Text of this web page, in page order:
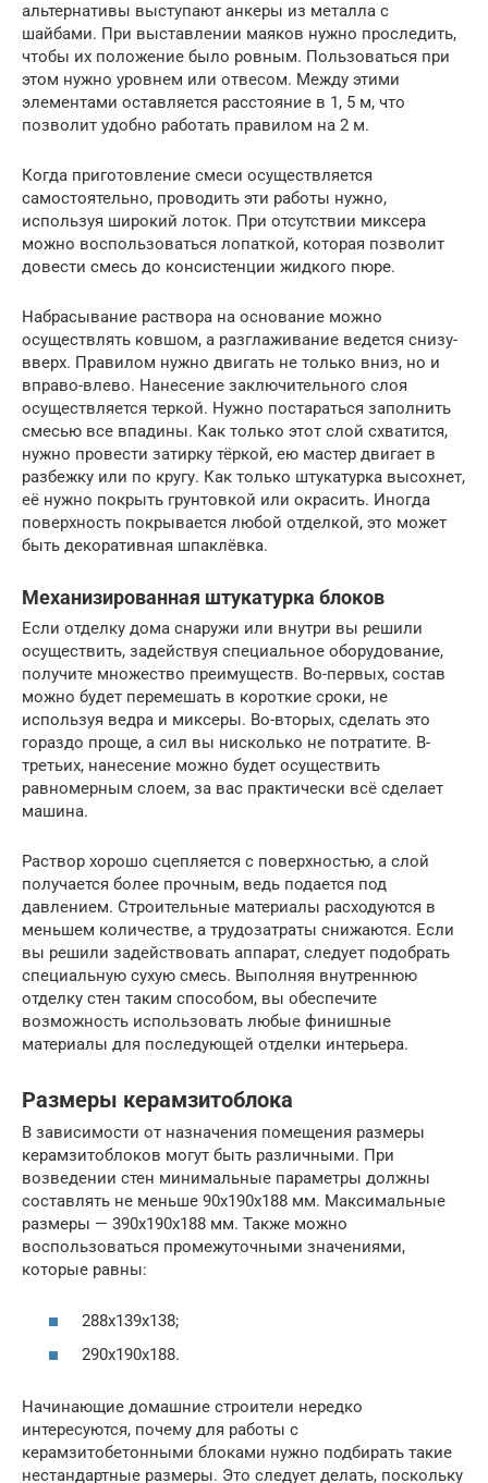
альтернативы выступают анкеры из металла с
шайбами. При выставлении маяков нужно проследить,
чтобы их положение было ровным. Пользоваться при
этом нужно уровнем или отвесом. Между этими
элементами оставляется расстояние в 1, 5 м, что
позволит удобно работать правилом на 2 м.
Когда приготовление смеси осуществляется
самостоятельно, проводить эти работы нужно,
используя широкий лоток. При отсутствии миксера
можно воспользоваться лопаткой, которая позволит
довести смесь до консистенции жидкого пюре.
Набрасывание раствора на основание можно
осуществлять ковшом, а разглаживание ведется снизу-
вверх. Правилом нужно двигать не только вниз, но и
вправо-влево. Нанесение заключительного слоя
осуществляется теркой. Нужно постараться заполнить
смесью все впадины. Как только этот слой схватится,
нужно провести затирку тёркой, ею мастер двигает в
разбежку или по кругу. Как только штукатурка высохнет,
её нужно покрыть грунтовкой или окрасить. Иногда
поверхность покрывается любой отделкой, это может
быть декоративная шпаклёвка.
Механизированная штукатурка блоков
Если отделку дома снаружи или внутри вы решили
осуществить, задействуя специальное оборудование,
получите множество преимуществ. Во-первых, состав
можно будет перемешать в короткие сроки, не
используя ведра и миксеры. Во-вторых, сделать это
гораздо проще, а сил вы нисколько не потратите. В-
третьих, нанесение можно будет осуществить
равномерным слоем, за вас практически всё сделает
машина.
Раствор хорошо сцепляется с поверхностью, а слой
получается более прочным, ведь подается под
давлением. Строительные материалы расходуются в
меньшем количестве, а трудозатраты снижаются. Если
вы решили задействовать аппарат, следует подобрать
специальную сухую смесь. Выполняя внутреннюю
отделку стен таким способом, вы обеспечите
возможность использовать любые финишные
материалы для последующей отделки интерьера.
Размеры керамзитоблока
В зависимости от назначения помещения размеры
керамзитоблоков могут быть различными. При
возведении стен минимальные параметры должны
составлять не меньше 90х190х188 мм. Максимальные
размеры — 390х190х188 мм. Также можно
воспользоваться промежуточными значениями,
которые равны:
288х139х138;
290х190х188.
Начинающие домашние строители нередко
интересуются, почему для работы с
керамзитобетонными блоками нужно подбирать такие
нестандартные размеры. Это следует делать, поскольку